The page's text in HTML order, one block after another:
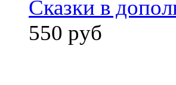
Сказки в
550 руб